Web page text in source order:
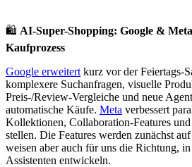
🛍️ AI-Super-Shopping: Google &
Kaufprozess
Google erweitert kurz vor der Feiertags-
komplexere Suchanfragen, visuelle
Preis-/Review-Vergleiche und neue
automatische Käufe. Meta verbessert
Kollektionen, Collaboration-Features
stellen. Die Features werden zunächst
weisen aber auch für uns die Richtung,
Assistenten entwickeln.